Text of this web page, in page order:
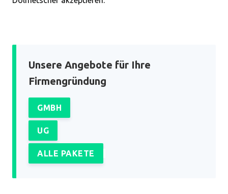
Unsere Angebote für Ihre
Firmengründung
GMBH
UG
ALLE PAKETE